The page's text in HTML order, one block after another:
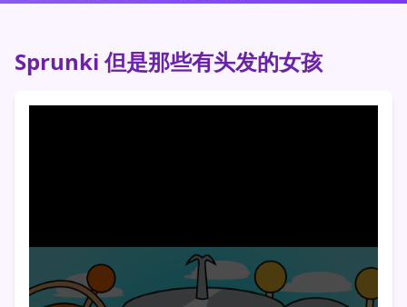
Sprunki 但是那些有头发的女孩